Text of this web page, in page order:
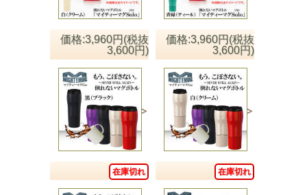
価格:3,960円(税抜
3,600円)
価格:3,960円(税抜
3,600円)
在庫切れ 在庫切れ